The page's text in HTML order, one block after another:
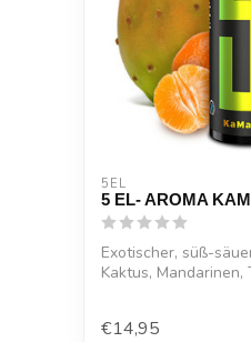
5EL
5 EL- AROMA
Exotischer, süß-
Kaktus, Mandarinen,
€14,95